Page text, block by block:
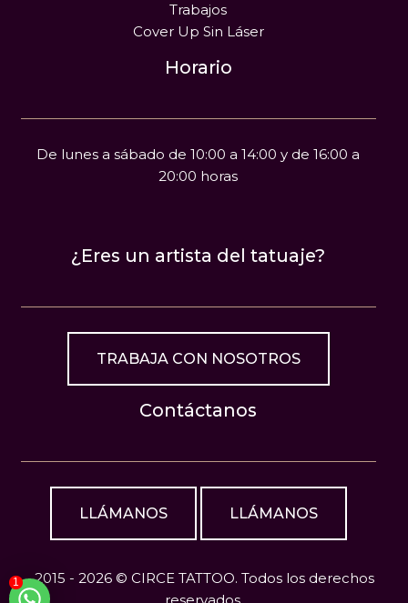
Trabajos
Cover Up Sin Láser
Horario
De lunes a sábado de 10:00 a 14:00 y de 16:00 a
20:00 horas
¿Eres un artista del tatuaje?
TRABAJA CON NOSOTROS
Contáctanos
LLÁMANOS LLÁMANOS
2015 - 2026 © CIRCE TATTOO. Todos los derechos
1